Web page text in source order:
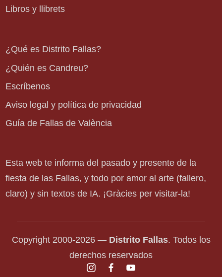
Libros y llibrets
¿Qué es Distrito Fallas?
¿Quién es Candreu?
Escríbenos
Aviso legal y política de privacidad
Guía de Fallas de València
Esta web te informa del pasado y presente de la
fiesta de las Fallas, y todo por amor al arte (fallero,
claro) y sin textos de IA. ¡Gràcies per visitar-la!
Copyright 2000-2026 — Distrito Fallas. Todos los
derechos reservados
instagram.com
facebook.com
youtube.com